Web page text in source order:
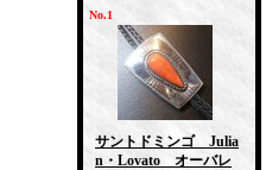
No.1
サントドミンゴ Julia
n・Lovato オーバレ